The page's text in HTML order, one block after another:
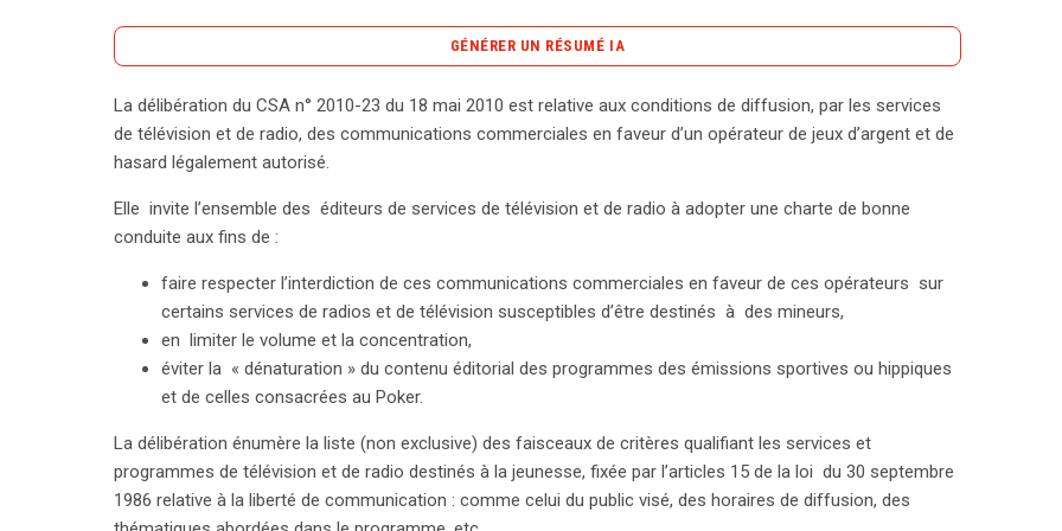
GÉNÉRER UN RÉSUMÉ IA
La délibération du CSA n° 2010-23, adoptée le 18 mai 2010, impose des règles strictes concernant la
diffusion de communications commerciales pour les opérateurs de jeux d’argent en France. Cette
de télévision et de radio. Les éditeurs doivent adopter une charte de bonne conduite qui limite la
diffusion de ces publicités, en évitant leur concentration excessive et en préservant l’intégrité des
programmes, notamment ceux destinés à un public jeune. Les communications doivent clairement
identifier le service de jeu et son annonceur, tout en interdisant toute incitation à jouer pour les
mineurs. De plus, elles doivent comporter des avertissements sur les risques d’addiction et renvoyer
vers des ressources d’aide comme celles de l’Institut national de prévention et d’éducation pour la
santé. En cas de non-respect de ces règles, les sanctions peuvent être sévères, allant d’amendes
que W9 et RTL, pour violations de ces directives. Ces mesures visent à garantir une diffusion
responsable des messages publicitaires liés aux jeux d’argent, tout en adaptant les règles aux
pratiques du secteur jusqu’à janvier 2011, avec un suivi des engagements volontaires des éditeurs.
La délibération du CSA n° 2010-23 du 18 mai 2010 est relative aux conditions de diffusion, par les services
de télévision et de radio, des communications commerciales en faveur d’un opérateur de jeux d’argent et de
hasard légalement autorisé.
Elle invite l’ensemble des éditeurs de services de télévision et de radio à adopter une charte de bonne
conduite aux fins de :
faire respecter l’interdiction de ces communications commerciales en faveur de ces opérateurs sur
certains services de radios et de télévision susceptibles d’être destinés à des mineurs,
en limiter le volume et la concentration,
éviter la « dénaturation » du contenu éditorial des programmes des émissions sportives ou hippiques
et de celles consacrées au Poker.
La délibération énumère la liste (non exclusive) des faisceaux de critères qualifiant les services et
programmes de télévision et de radio destinés à la jeunesse, fixée par l’articles 15 de la loi du 30 septembre
1986 relative à la liberté de communication : comme celui du public visé, des horaires de diffusion, des